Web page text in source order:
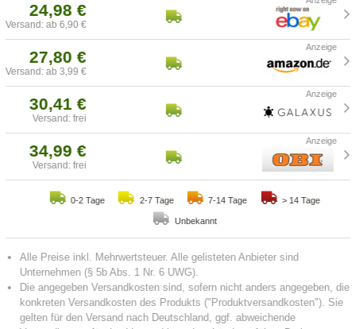
24,98 €
Versand: ab 6,90 €
27,80 €
Versand: ab 3,99 €
30,41 €
Versand: frei
34,99 €
Versand: frei
0-2 Tage 2-7 Tage 7-14 Tage > 14 Tage
Unbekannt